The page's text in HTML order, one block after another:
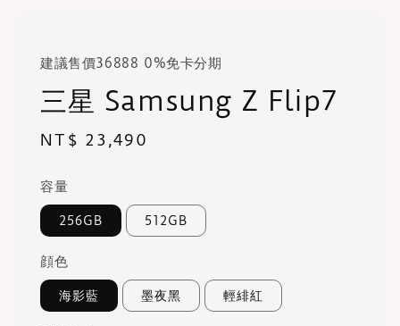
建議售價36888 0%免卡分期
三星 Samsung Z Flip7
Regular
NT$ 23,490
容量
256GB 512GB
顔色
海影藍 墨夜黑 輕緋紅